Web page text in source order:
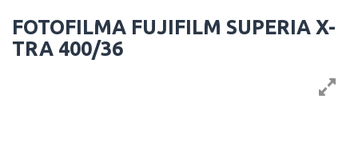
FOTOFILMA FUJIFILM SUPERIA X-
TRA 400/36